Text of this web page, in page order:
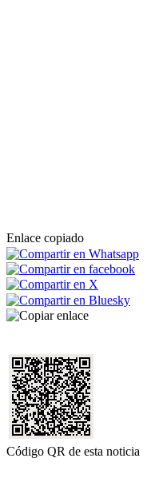
Enlace copiado
Código QR de esta noticia